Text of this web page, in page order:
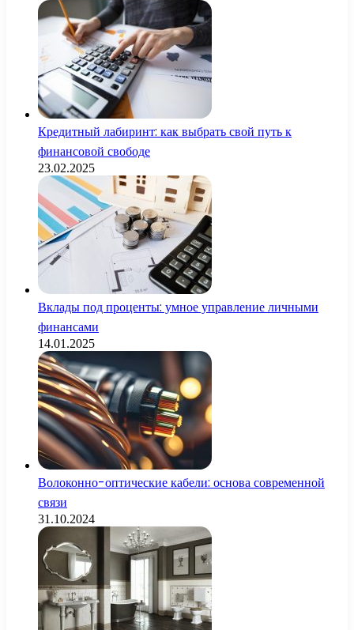
Кредитный лабиринт: как выбрать свой путь к
финансовой свободе
23.02.2025
Вклады под проценты: умное управление личными
финансами
14.01.2025
Волоконно-оптические кабели: основа современной
связи
31.10.2024